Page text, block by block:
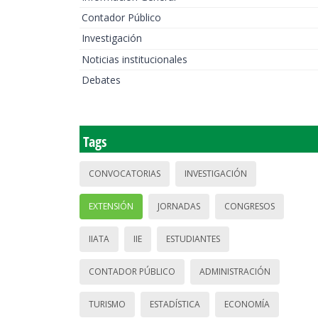
Contador Público
Investigación
Noticias institucionales
Debates
Tags
CONVOCATORIAS INVESTIGACIÓN
EXTENSIÓN JORNADAS CONGRESOS
IIATA IIE ESTUDIANTES
CONTADOR PÚBLICO ADMINISTRACIÓN
TURISMO ESTADÍSTICA ECONOMÍA